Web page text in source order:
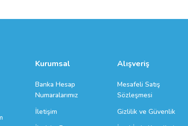
Kurumsal
Banka Hesap
Numaralarımız
İletişim
Alışveriş
Mesafeli Satış
Sözleşmesi
Gizlilik ve Güvenlik